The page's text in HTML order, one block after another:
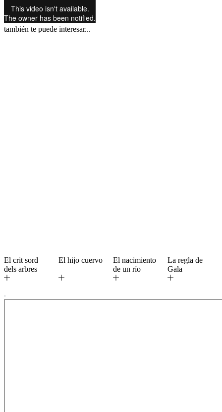
también te puede interesar...
El crit sord
dels arbres
El hijo cuervo
El nacimiento
de un río
La regla de
Gala